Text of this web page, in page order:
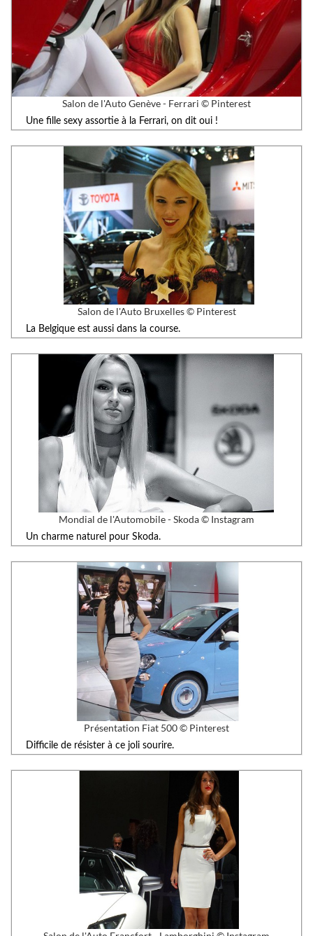
Salon de l'Auto Genève - Ferrari © Pinterest
Une fille sexy assortie à la Ferrari, on dit oui !
Salon de l'Auto Bruxelles © Pinterest
La Belgique est aussi dans la course.
Mondial de l'Automobile - Skoda © Instagram
Un charme naturel pour Skoda.
Présentation Fiat 500 © Pinterest
Difficile de résister à ce joli sourire.